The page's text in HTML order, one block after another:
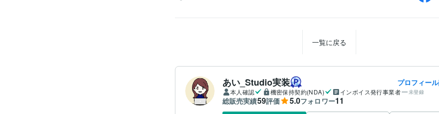
一覧に戻る
あい_Studio実装 プロフィー
本人確認 機密保持契約(NDA) インボイス発行事業者 未登録
総販売実績59評価 5.0フォロワー11